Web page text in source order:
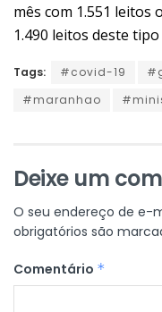
mês com 1.551 leitos
1.490 leitos deste
Tags: #covid-19
#maranhao
Deixe um
O seu endereço de e-
obrigatórios são
Comentário *